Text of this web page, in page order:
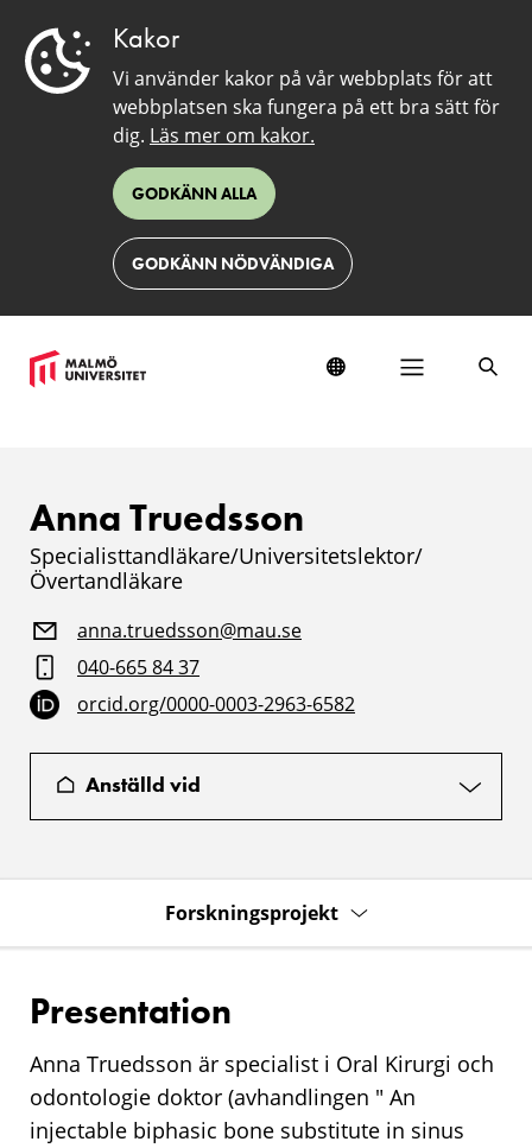
Kakor
Vi använder kakor på vår webbplats för att
webbplatsen ska fungera på ett bra sätt för
dig. Läs mer om kakor.
GODKÄNN ALLA
GODKÄNN NÖDVÄNDIGA
Anna Truedsson
Specialisttandläkare/Universitetslektor/
Övertandläkare
anna.truedsson@mau.se
040-665 84 37
orcid.org/0000-0003-2963-6582
Anställd vid
Forskningsprojekt
Presentation
Anna Truedsson är specialist i Oral Kirurgi och
odontologie doktor (avhandlingen " An
injectable biphasic bone substitute in sinus